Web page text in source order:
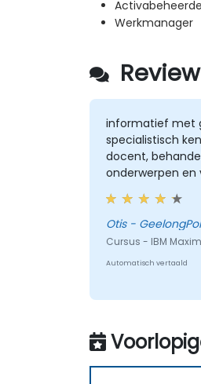
Werkmanager
informatief met
specialistisch
docent,
onderwerpen en
Otis -
Cursus - IBM
Automatisch vertaald